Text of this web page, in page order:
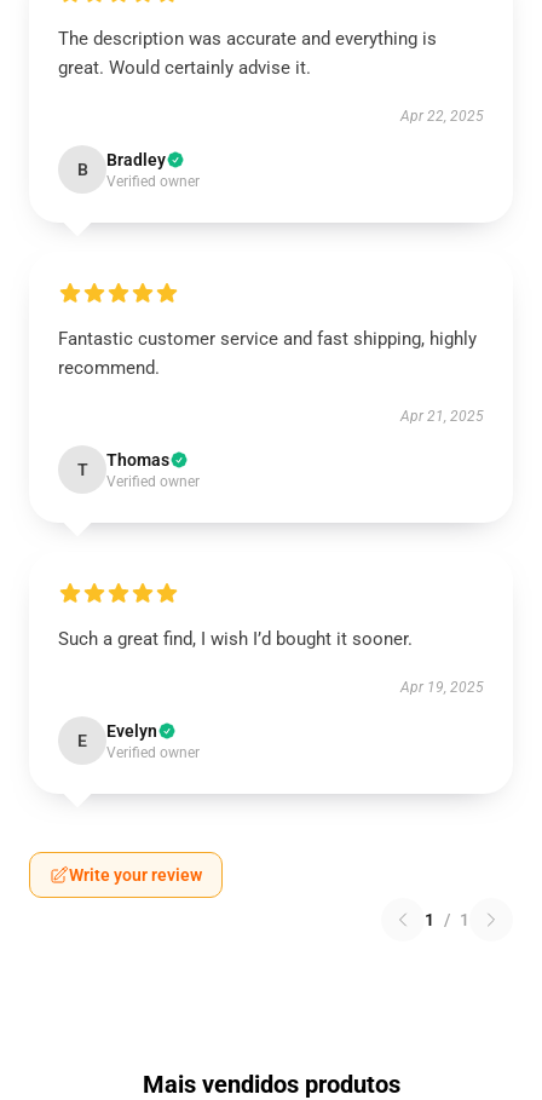
The description was accurate and everything is
great. Would certainly advise it.
Apr 22, 2025
B Bradley
Verified owner
Fantastic customer service and fast shipping, highly
recommend.
Apr 21, 2025
T Thomas
Verified owner
Such a great find, I wish I’d bought it sooner.
Apr 19, 2025
E Evelyn
Verified owner
Write your review
1 / 1
Mais vendidos produtos